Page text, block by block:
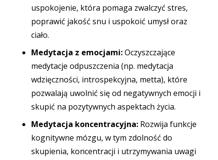
uspokojenie, która pomaga zwalczyć stres,
poprawić jakość snu i uspokoić umysł oraz
ciało.
Medytacja z emocjami:Oczyszczające
medytacje odpuszczenia (np. medytacja
wdzięczności, introspekcyjna, metta), które
pozwalają uwolnić się od negatywnych emocji i
skupić na pozytywnych aspektach życia.
Medytacja koncentracyjna: Rozwija funkcje
kognitywne mózgu, w tym zdolność do
skupienia, koncentracji i utrzymywania uwagi